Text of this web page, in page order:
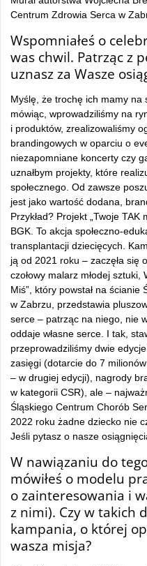
Centrum Zdrowia Serca w
Wspomniałeś o
was chwil. Patrząc z
uznasz za Wasze
Myślę, że trochę ich mamy na
mówiąc, wprowadziliśmy na
i produktów, zrealizowaliśmy
brandingowych w oparciu o
niezapomniane koncerty czy
uznałbym projekty, które
społecznego. Od zawsze
jest jako wartość dodana,
Przykład? Projekt „Twoje
BGK. To akcja społeczno-
transplantacji dziecięcych.
ją od 2021 roku – zaczęła się
czołowy malarz młodej
Miś”, który powstał na
w Zabrzu, przedstawia
serce – patrząc na niego, nie
oddaje własne serce. I tak,
przeprowadziliśmy dwie
zasięgi (dotarcie do 7
– w drugiej edycji), nagrody
w kategorii CSR), ale –
Śląskiego Centrum Chorób
2022 roku żadne dziecko nie
Jeśli pytasz o nasze
W nawiązaniu do
mówiłeś o modelu
o zainteresowania i
z nimi). Czy w takich
kampania, o której
wasza misja?